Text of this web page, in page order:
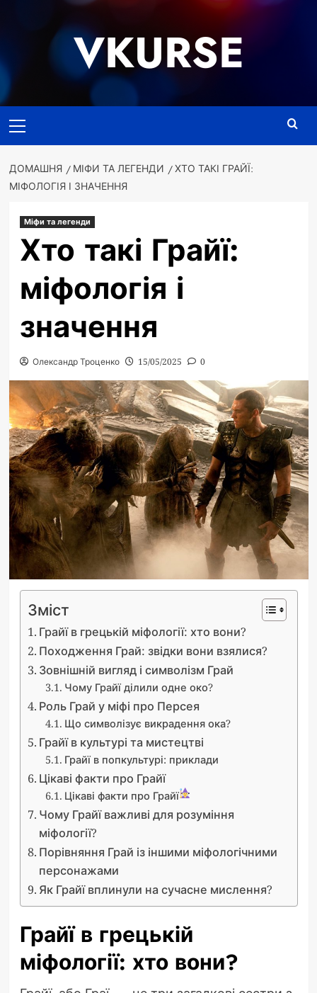
VKURSE
меню
ДОМАШНЯ МІФИ ТА ЛЕГЕНДИ
ХТО ТАКІ ГРАЙЇ:
МІФОЛОГІЯ І ЗНАЧЕННЯ
Міфи та легенди
Хто такі Грайї:
міфологія і
значення
Олександр Троценко 15/05/2025 0
Зміст
Грайї в грецькій міфології: хто вони?
Походження Грай: звідки вони взялися?
Зовнішній вигляд і символізм Грай
Чому Грайї ділили одне око?
Роль Грай у міфі про Персея
Що символізує викрадення ока?
Грайї в культурі та мистецтві
Грайї в попкультурі: приклади
Цікаві факти про Грайї
Цікаві факти про Грайї
Чому Грайї важливі для розуміння
міфології?
Порівняння Грай із іншими міфологічними
персонажами
Як Грайї вплинули на сучасне мислення?
Грайї в грецькій
міфології: хто вони?